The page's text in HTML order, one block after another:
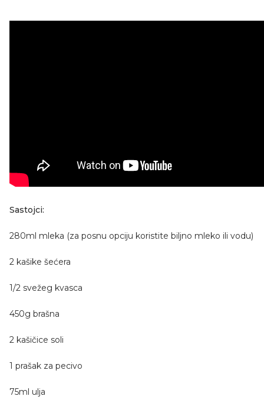
Sastojci:
280ml mleka (za posnu opciju koristite biljno mleko ili vodu)
2 kašike šećera
1/2 svežeg kvasca
450g brašna
2 kašičice soli
1 prašak za pecivo
75ml ulja